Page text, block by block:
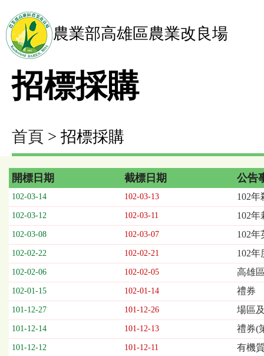
農業部高雄區農業改良場
招標採購
首頁 > 招標採購
招
標
採
購
列
表，
欄
位
依
序
開
標
開標日期 截標日期 公告
102-03-14 102-03-13 102年
102-03-12 102-03-11 102年
102-03-08 102-03-07 102年
102-02-22 102-02-21 102
102-02-06 102-02-05 高雄
102-01-15 102-01-14 禮券
101-12-27 101-12-26 場區
101-12-14 101-12-13 禮券(
101-12-12 101-12-11 有機